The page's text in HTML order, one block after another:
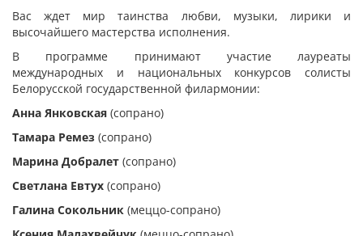
Вас ждет мир таинства любви, музыки, лирики и
высочайшего мастерства исполнения.
В программе принимают участие лауреаты
международных и национальных конкурсов солисты
Белорусской государственной филармонии:
Анна Янковская (сопрано)
Тамара Ремез (сопрано)
Марина Добралет (сопрано)
Светлана Евтух (сопрано)
Галина Сокольник (меццо-сопрано)